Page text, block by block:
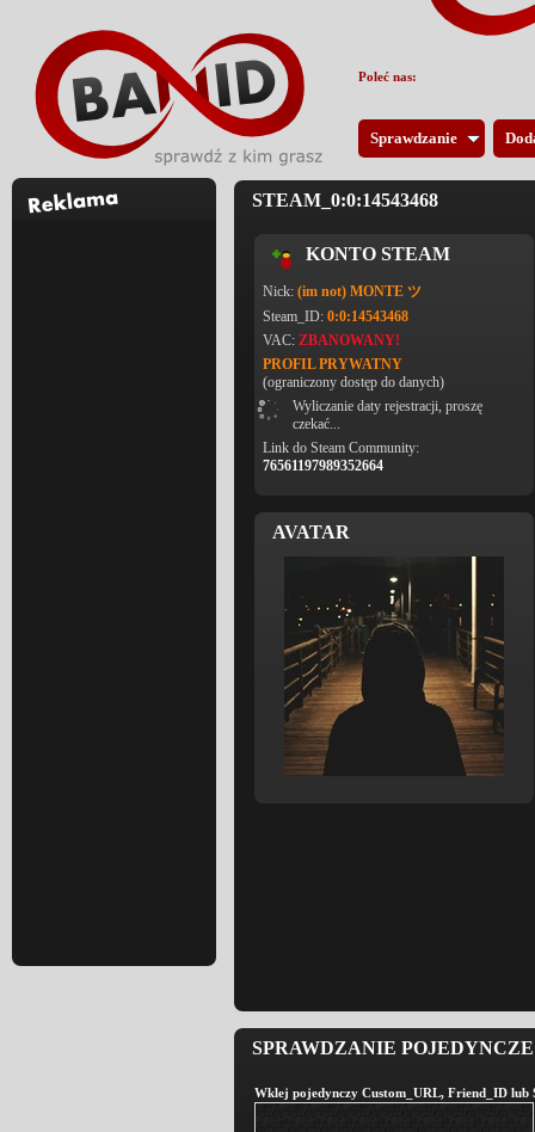
Sprawdzanie
STEAM_0:0:14543468
KONTO STEAM
Nick: (im not) MONTE ツ
Steam_ID: 0:0:14543468
VAC: ZBANOWANY!
PROFIL PRYWATNY
(ograniczony dostęp do danych)
Wyliczanie daty rejestracji, proszę
czekać...
Link do Steam Community:
76561197989352664
AVATAR
SPRAWDZANIE
Wklej pojedynczy Custom_URL, Friend_ID lub
Poleć nas: